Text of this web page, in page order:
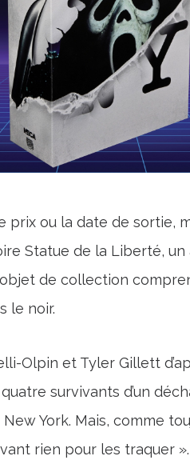
prix ou la date de sortie,
Statue de la Liberté,
de collection
le noir.
Olpin et Tyler Gillett
survivants d’un
York. Mais, comme
rien pour les traquer ».